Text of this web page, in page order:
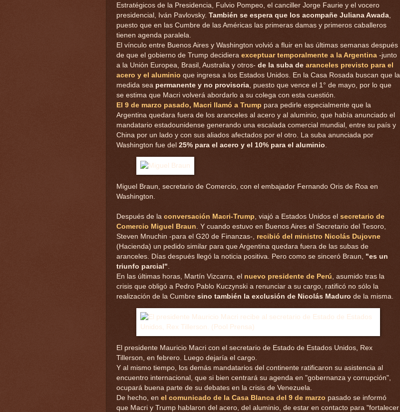
Estratégicos de la Presidencia, Fulvio Pompeo, el canciller Jorge Faurie y el vocero
presidencial, Iván Pavlovsky. También se espera que los acompañe Juliana Awada
puesto que en las Cumbre de las Américas las primeras damas y primeros caballeros
tienen agenda paralela.
El vínculo entre Buenos Aires y Washington volvió a fluir en las últimas semanas después
de que el gobierno de Trump decidiera exceptuar temporalmente a la Argentina -junto
a la Unión Europea, Brasil, Australia y otros- de la suba de aranceles previsto para el
acero y el aluminio que ingresa a los Estados Unidos. En la Casa Rosada buscan que la
medida sea permanente y no provisoria , puesto que vence el 1° de mayo, por lo que
se estima que Macri volverá abordarlo a su colega con esta cuestión.
El 9 de marzo pasado, Macri llamó a Trump para pedirle especialmente que la
Argentina quedara fuera de los aranceles al acero y al aluminio, que había anunciado el
mandatario estadounidense generando una escalada comercial mundial, entre su país y
China por un lado y con sus aliados afectados por el otro. La suba anunciada por
Washington fue del 25% para el acero y el 10% para el aluminio
Miguel Braun, secretario de Comercio, con el embajador Fernando Oris de Roa en
Washington.
Después de la conversación Macri-Trump , viajó a Estados Unidos el secretario de
Comercio Miguel Braun . Y cuando estuvo en Buenos Aires el Secretario del Tesoro,
Steven Mnuchin -para el G20 de Finanzas-, recibió del ministro Nicolás Dujovne
(Hacienda) un pedido similar para que Argentina quedara fuera de las subas de
aranceles. Días después llegó la noticia positiva. Pero como se sinceró Braun, "es un
triunfo parcial"
En las últimas horas, Martín Vizcarra, el nuevo presidente de Perú , asumido tras la
crisis que obligó a Pedro Pablo Kuczynski a renunciar a su cargo, ratificó no sólo la
realización de la Cumbre sino también la exclusión de Nicolás Maduro de la misma.
El presidente Mauricio Macri con el secretario de Estado de Estados Unidos, Rex
Tillerson, en febrero. Luego dejaría el cargo.
Y al mismo tiempo, los demás mandatarios del continente ratificaron su asistencia al
encuentro internacional, que si bien centrará su agenda en "gobernanza y corrupción",
ocupará buena parte de su debates en la crisis de Venezuela.
De hecho, en el comunicado de la Casa Blanca del 9 de marzo pasado se informó
que Macri y Trump hablaron del acero, del aluminio, de estar en contacto para "fortalecer